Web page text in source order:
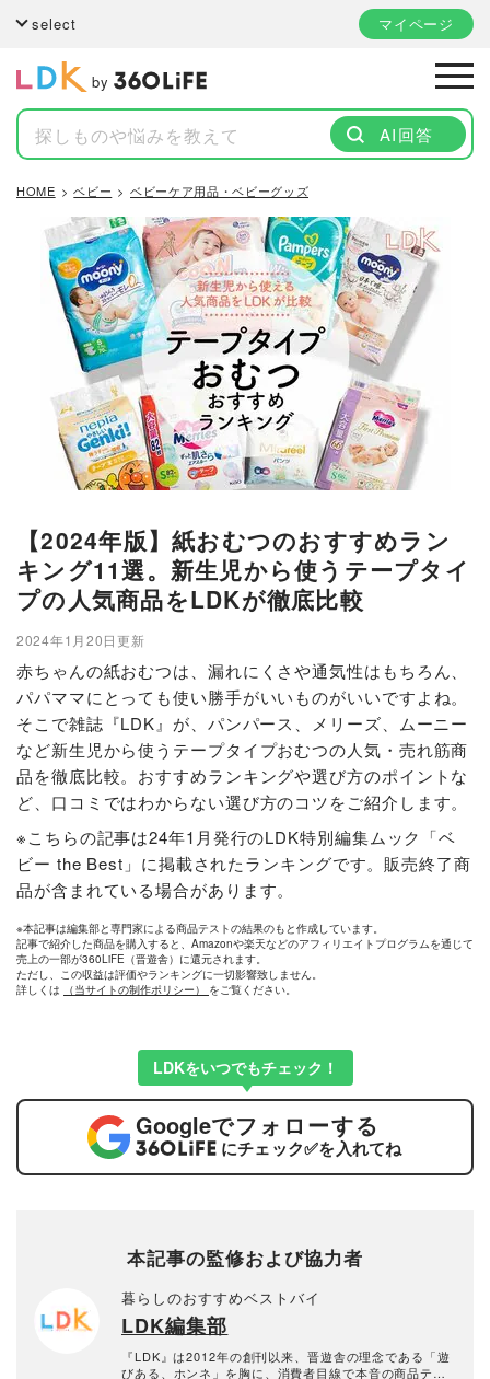
select マイページ
by
AI回答
HOME ベビー ベビーケア用品・ベビーグッズ
【2024年版】紙おむつのおすすめラン
キング11選。新生児から使うテープタイ
プの人気商品をLDKが徹底比較
2024年1月20日更新
赤ちゃんの紙おむつは、漏れにくさや通気性はもちろん、
パパママにとっても使い勝手がいいものがいいですよね。
そこで雑誌『LDK』が、パンパース、メリーズ、ムーニー
など新生児から使うテープタイプおむつの人気・売れ筋商
品を徹底比較。おすすめランキングや選び方のポイントな
ど、口コミではわからない選び方のコツをご紹介します。
※こちらの記事は24年1月発行のLDK特別編集ムック「ベ
ビー the Best」に掲載されたランキングです。販売終了商
品が含まれている場合があります。
※本記事は編集部と専門家による商品テストの結果のもと作成しています。
記事で紹介した商品を購入すると、Amazonや楽天などのアフィリエイトプログラムを通じて
売上の一部が360LiFE（晋遊舎）に還元されます。
ただし、この収益は評価やランキングに一切影響致しません。
詳しくは
（当サイトの制作ポリシー） をご覧ください。
LDKをいつでもチェック！
Googleでフォローする
にチェック✅を入れてね
本記事の監修および協力者
暮らしのおすすめベストバイ
LDK編集部
『LDK』は2012年の創刊以来、晋遊舎の理念である「遊
びある、ホンネ」を胸に、消費者目線で本音の商品テス